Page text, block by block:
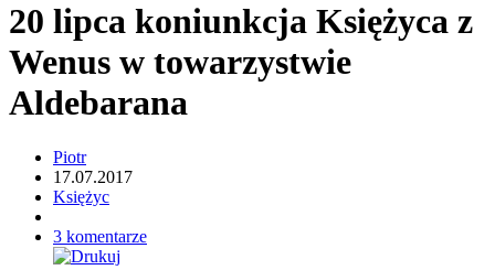
20 lipca koniunkcja Księżyca z
Wenus w towarzystwie
Aldebarana
Piotr
17.07.2017
Księżyc
3 komentarze